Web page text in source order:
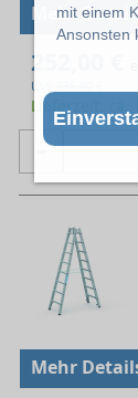
mit einem
Ansonsten
Mehr
252,00 €
UVP
Lieferzeit: ca.
Mehr